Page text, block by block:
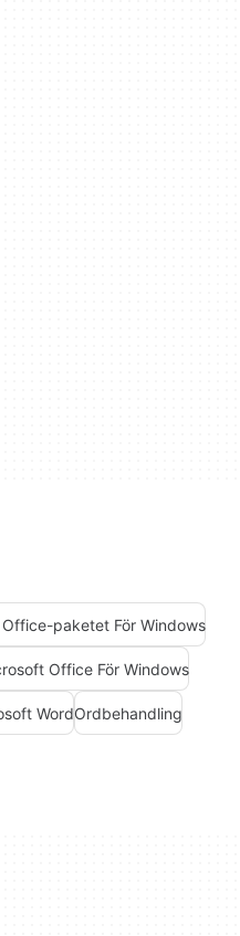
paketet För Windows
Office För Windows
WordOrdbehandling